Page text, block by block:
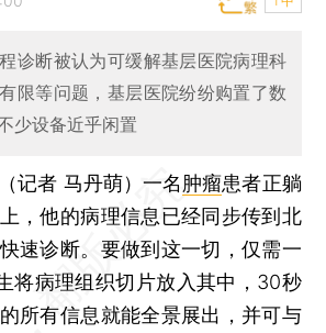
诊断被认为可缓解基层医院病理科
限等问题，基层医院纷纷购置了数
少设备近乎闲置
记者 马丹萌） 一名 肿瘤患者正躺
，他的病理信息已经同步传到北
速诊断。要做到这一切，仅需一
将病理组织切片放入其中，30秒
所有信息就能全景展出，并可与